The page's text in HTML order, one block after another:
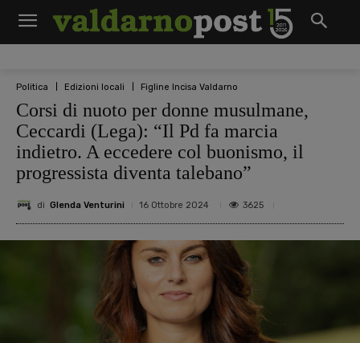
Politica Edizioni locali Figline Incisa Valdarno
Corsi di nuoto per donne musulmane,
Ceccardi (Lega): “Il Pd fa marcia
indietro. A eccedere col buonismo, il
progressista diventa talebano”
di Glenda Venturini 16 Ottobre 2024 3625